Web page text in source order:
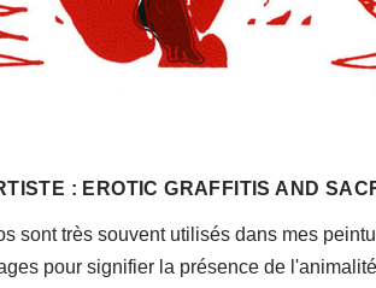
: EROTIC GRAFFITIS AND
sont très souvent utilisés dans mes
pour signifier la présence de